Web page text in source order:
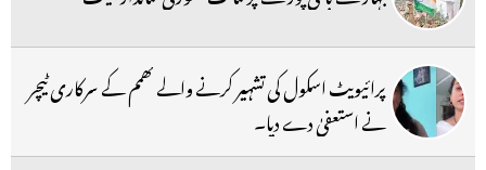
پرائیویٹ اسکول کی تشہیر کرنے والے کھمم کے سرکاری ٹیچر
نے استعفیٰ دے دیا۔